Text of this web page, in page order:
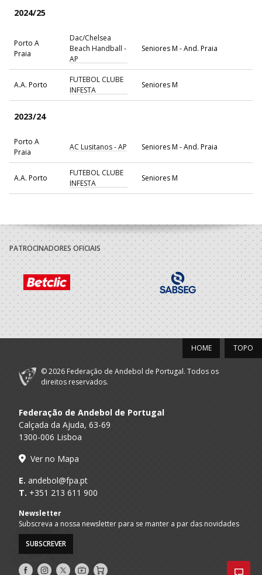
2024/25
Porto A
Praia
Dac/Chelsea
Beach Handball -
AP
Seniores M - And. Praia
A.A. Porto
FUTEBOL CLUBE
INFESTA
Seniores M
2023/24
Porto A
Praia
AC Lusitanos - AP Seniores M - And. Praia
A.A. Porto
FUTEBOL CLUBE
INFESTA
Seniores M
Porto A
Praia
AC Lusitanos/Os
Repetidos-Alvo
Seguro
Seniores M - And. Praia
A.A. Porto
FUTEBOL CLUBE
INFESTA
Seniores M
2021/22
AC Lusitanos/Os
Seniores M - And. Praia
A.A. Porto
FUTEBOL CLUBE
2020/21
Praia
AC Lusitanos/Os
Seguro
A.A. Porto
FUTEBOL CLUBE
INFESTA
2019/20
INFESTA
PATROCINADORES OFICIAIS
TOPO
HOME
© 2026 Federação de Andebol de Portugal. Todos os
direitos reservados.
Federação de Andebol de Portugal
Calçada da Ajuda, 63-69
1300-006 Lisboa
Ver no Mapa
E. andebol@fpa.pt
T. +351 213 611 900
Newsletter
Subscreva a nossa newsletter para se manter a par das novidades
SUBSCREVER
Siga- Siga- Siga- AndebolTV
Loja